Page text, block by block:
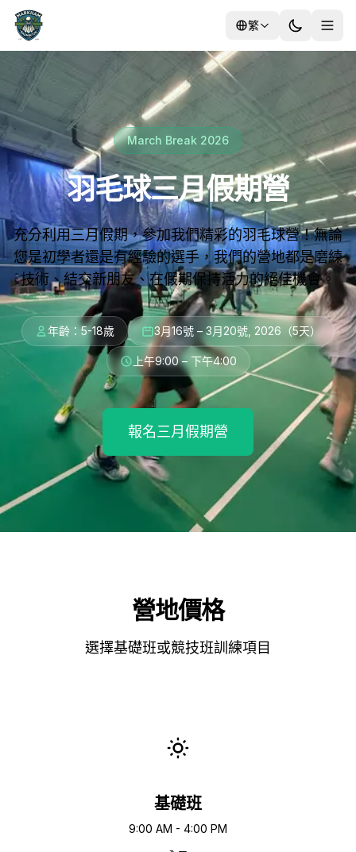
繁
培訓
營地
March Break 2026
羽毛球三月假期營
充分利用三月假期，參加我們精彩的羽毛球營！無論
您是初學者還是有經驗的選手，我們的營地都是磨練
技術、結交新朋友、在假期保持活力的絕佳機會。
年齡：5-18歲 3月16號 – 3月20號, 2026（5天）
上午9:00 – 下午4:00
報名三月假期營
營地價格
選擇基礎班或競技班訓練項目
基礎班
9:00 AM - 4:00 PM